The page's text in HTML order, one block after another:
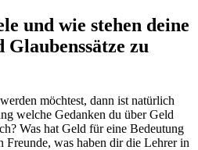
und wie stehen deine
Glaubenssätze zu
möchtest, dann ist natürlich
welche Gedanken du über Geld
Was hat Geld für eine Bedeutung
Freunde, was haben dir die Lehrer in